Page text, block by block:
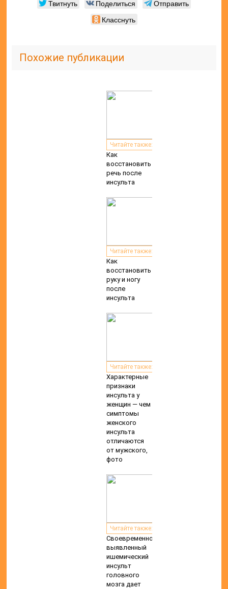
Твитнуть Поделиться
Отправить
Класснуть
Похожие публикации
Читайте также:
Как
восстановить
речь после
инсульта
Читайте также:
Как
восстановить
руку и ногу
после
инсульта
Читайте также:
Характерные
признаки
инсульта у
женщин — чем
симптомы
женского
инсульта
отличаются
от мужского,
фото
Читайте также:
Своевременно
выявленный
ишемический
инсульт
головного
мозга дает